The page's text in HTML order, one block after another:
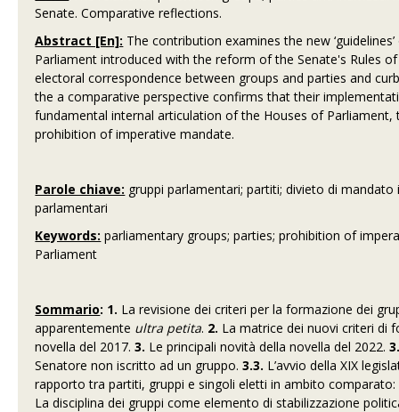
Senate. Comparative reflections.
Abstract [En]: The contribution examines the new
Parliament introduced with the reform of the Senate's Rules
electoral correspondence between groups and parties and
the a comparative perspective confirms that their
fundamental internal articulation of the Houses of
prohibition of imperative mandate.
Parole chiave: gruppi parlamentari; partiti; divieto di
parlamentari
Keywords: parliamentary groups; parties; prohibition of
Parliament
Sommario: 1. La revisione dei criteri per la formazione dei
apparentemente ultra petita. 2. La matrice dei nuovi criteri di
novella del 2017.3. Le principali novità della novella del 2022.
Senatore non iscritto ad un gruppo.3.3. L’avvio della XIX
rapporto tra partiti, gruppi e singoli eletti in ambito
La disciplina dei gruppi come elemento di stabilizzazione